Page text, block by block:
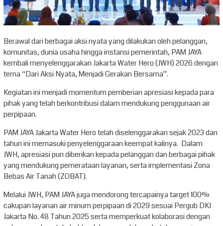
Berawal dari berbagai aksi nyata yang dilakukan oleh pelanggan,
komunitas, dunia usaha hingga instansi pemerintah, PAM JAYA
kembali menyelenggarakan Jakarta Water Hero (JWH) 2026 dengan
tema “Dari Aksi Nyata, Menjadi Gerakan Bersama”.
Kegiatan ini menjadi momentum pemberian apresiasi kepada para
pihak yang telah berkontribusi dalam mendukung penggunaan air
perpipaan.
PAM JAYA Jakarta Water Hero telah diselenggarakan sejak 2023 dan
tahun ini memasuki penyelenggaraan keempat kalinya. Dalam
JWH, apresiasi pun diberikan kepada pelanggan dan berbagai pihak
yang mendukung pemerataan layanan, serta implementasi Zona
Bebas Air Tanah (ZOBAT).
Melalui JWH, PAM JAYA juga mendorong tercapainya target 100%
cakupan layanan air minum perpipaan di 2029 sesuai Pergub DKI
Jakarta No. 48 Tahun 2025 serta memperkuat kolaborasi dengan